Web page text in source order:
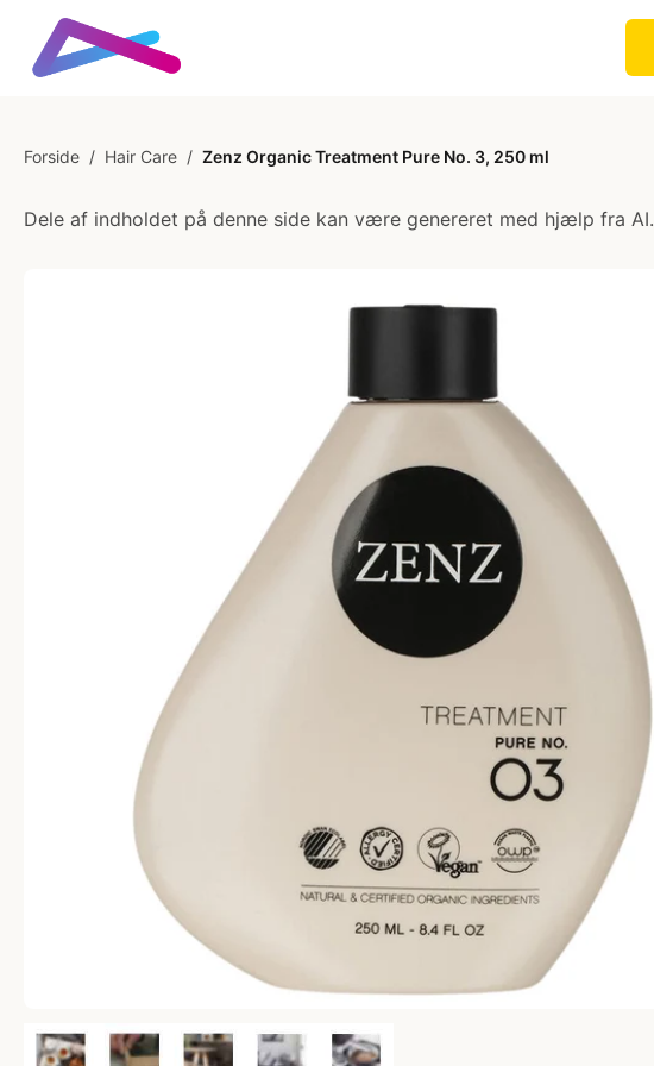
Forside / Hair Care / Zenz Organic Treatment Pure No. 3, 250 ml
Dele af indholdet på denne side kan være genereret med hjælp fra AI.